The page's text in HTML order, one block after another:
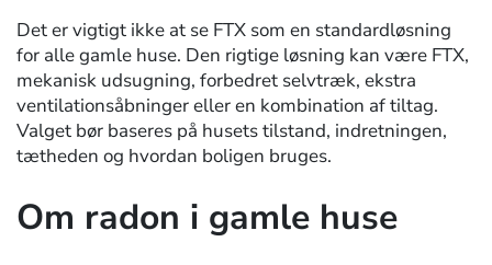
Det er vigtigt ikke at se FTX som en standardløsning
for alle gamle huse. Den rigtige løsning kan være FTX,
mekanisk udsugning, forbedret selvtræk, ekstra
ventilationsåbninger eller en kombination af tiltag.
Valget bør baseres på husets tilstand, indretningen,
tætheden og hvordan boligen bruges.
Om radon i gamle huse